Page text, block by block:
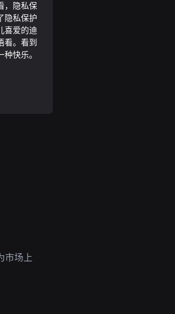
，隐私保
隐私保护
喜爱的迪
看。看到
快乐。
市场上